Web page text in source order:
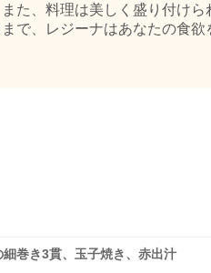
た、料理は美しく盛り付け
で、レジーナはあなたの食
細巻き3貫、玉子焼き、赤出汁